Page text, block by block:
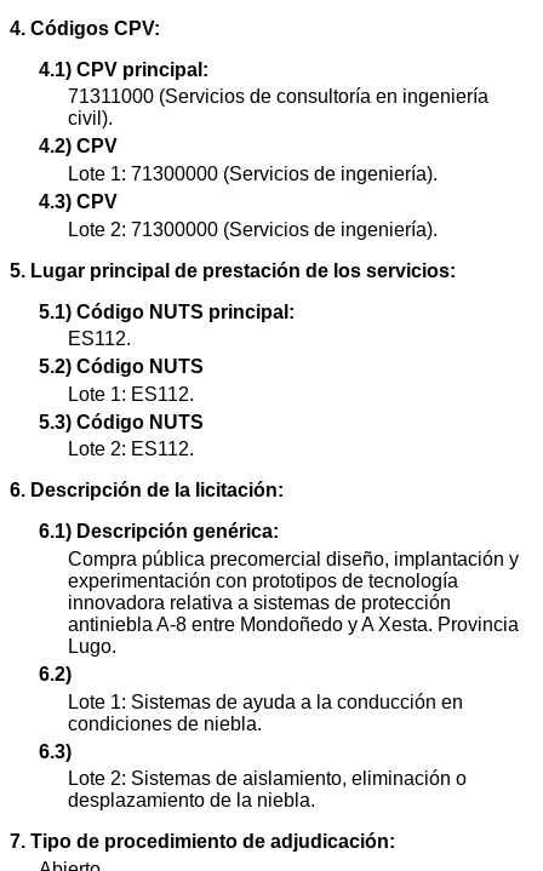
4. Códigos CPV:
4.1) CPV principal:
71311000 (Servicios de consultoría en ingeniería
civil).
4.2) CPV
Lote 1: 71300000 (Servicios de ingeniería).
4.3) CPV
Lote 2: 71300000 (Servicios de ingeniería).
5. Lugar principal de prestación de los servicios:
5.1) Código NUTS principal:
ES112.
5.2) Código NUTS
Lote 1: ES112.
5.3) Código NUTS
Lote 2: ES112.
6. Descripción de la licitación:
6.1) Descripción genérica:
Compra pública precomercial diseño, implantación y
experimentación con prototipos de tecnología
innovadora relativa a sistemas de protección
antiniebla A-8 entre Mondoñedo y A Xesta. Provincia
Lugo.
6.2)
Lote 1: Sistemas de ayuda a la conducción en
condiciones de niebla.
6.3)
Lote 2: Sistemas de aislamiento, eliminación o
desplazamiento de la niebla.
7. Tipo de procedimiento de adjudicación: